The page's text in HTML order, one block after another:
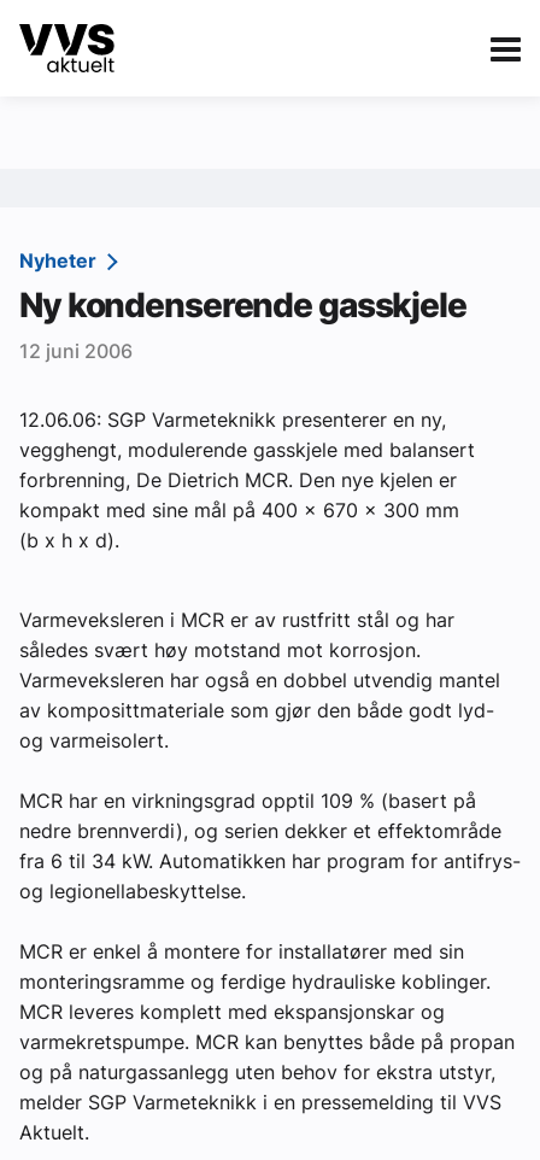
Kategorier
Sanitær
Ventilasjon
Varme og energi
Byggautomasjon
Vann og avløp
Aktuelle prosjekter
Kontakt oss:
Abonner på fagbladet Byggfakta Nyheter
Annonsere i VVS Aktuelt
Tips oss
eBlad
Nyheter
Ny kondenserende gasskjele
12 juni 2006
12.06.06: SGP Varmeteknikk presenterer en ny,
vegghengt, modulerende gasskjele med balansert
forbrenning, De Dietrich MCR. Den nye kjelen er
kompakt med sine mål på 400 x 670 x 300 mm
(b x h x d).
Varmeveksleren i MCR er av rustfritt stål og har
således svært høy motstand mot korrosjon.
Varmeveksleren har også en dobbel utvendig mantel
av komposittmateriale som gjør den både godt lyd-
og varmeisolert.
MCR har en virkningsgrad opptil 109 % (basert på
nedre brennverdi), og serien dekker et effektområde
fra 6 til 34 kW. Automatikken har program for antifrys-
og legionellabeskyttelse.
MCR er enkel å montere for installatører med sin
monteringsramme og ferdige hydrauliske koblinger.
MCR leveres komplett med ekspansjonskar og
varmekretspumpe. MCR kan benyttes både på propan
og på naturgassanlegg uten behov for ekstra utstyr,
melder SGP Varmeteknikk i en pressemelding til VVS
Aktuelt.